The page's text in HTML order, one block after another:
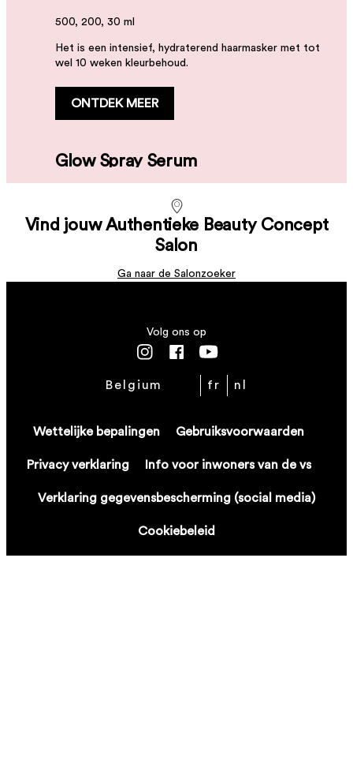
500, 200, 30 ml
Het is een intensief, hydraterend haarmasker met tot
wel 10 weken kleurbehoud.
ONTDEK MEER
Glow Spray Serum
Een spraybaar serum met diverse voordelen
Het is een conditioner die de kleur behoudt en helpt
om het gekleurde haar te hydrateren
1000, 300, 50 ml
Het is een reiniger die de kleur behoudt
Vind jouw Authentieke Beauty Concept
Salon
Ga naar de Salonzoeker
Wettelijke bepalingen Gebruiksvoorwaarden
Privacy verklaring Info voor inwoners van de vs
Verklaring gegevensbescherming (social media)
Cookiebeleid
Volg ons op
Belgium fr nl